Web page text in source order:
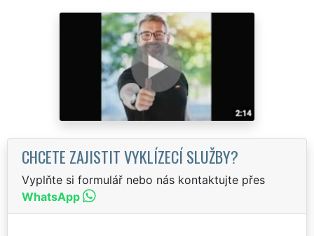
CHCETE ZAJISTIT VYKLÍZECÍ SLUŽBY?
Vyplňte si formulář nebo nás kontaktujte přes
WhatsApp